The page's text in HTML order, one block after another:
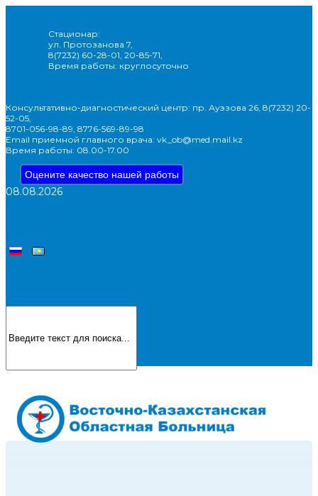
Стационар:
ул. Протозанова 7,
8(7232) 60-28-01, 20-85-71,
Время работы: круглосуточно
Консультативно-диагностический центр: пр. Ауэзова 26, 8(7232) 20-
52-05,
8701-056-98-89, 8776-569-89-98
Email приемной главного врача: vk_ob@med.mail.kz
Время работы: 08.00-17.00
Оцените качество нашей работы
08.08.2026